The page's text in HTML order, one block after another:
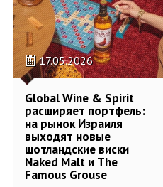
17.05.2026
Global Wine & Spirit
расширяет портфель:
на рынок Израиля
выходят новые
шотландские виски
Naked Malt и The
Famous Grouse